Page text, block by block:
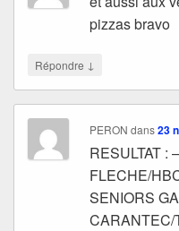
pizzas bravo
Répondre ↓
PERON dans23
RESULTAT :
FLECHE/
SENIORS
CARANTEC/